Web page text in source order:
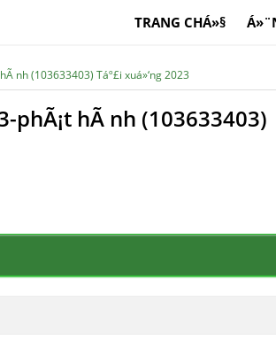
TRANG CHÁ»§
nh (103633403) Táº£i xuá»‘ng 2023
hÃ nh (103633403)